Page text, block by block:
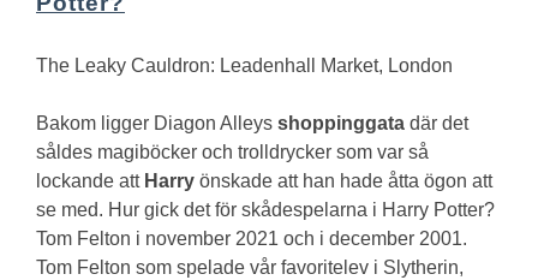
The Leaky Cauldron: Leadenhall Market, London
Bakom ligger Diagon Alleys shoppinggata där det
såldes magiböcker och trolldrycker som var så
lockande att Harry önskade att han hade åtta ögon att
se med. Hur gick det för skådespelarna i Harry Potter?
Tom Felton i november 2021 och i december 2001.
Tom Felton som spelade vår favoritelev i Slytherin,